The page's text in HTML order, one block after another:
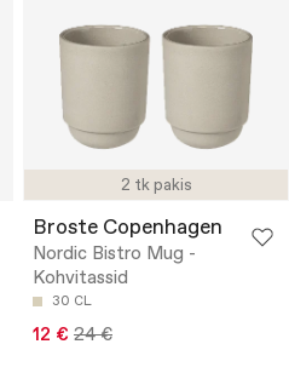
2 tk pakis
Broste Copenhagen
Nordic Bistro Mug -
Kohvitassid
30 CL
12 € 24 €